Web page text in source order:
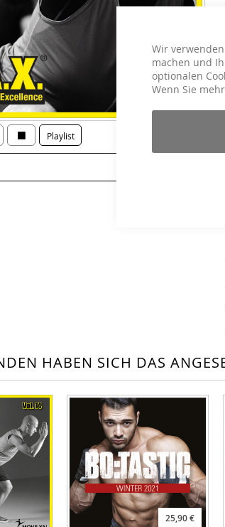
Wir
machen und
optionalen
Wenn Sie
Playlist
HABEN SICH DAS
25,90 €